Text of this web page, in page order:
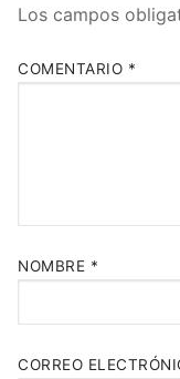
Los campos
COMENTARIO *
NOMBRE *
CORREO